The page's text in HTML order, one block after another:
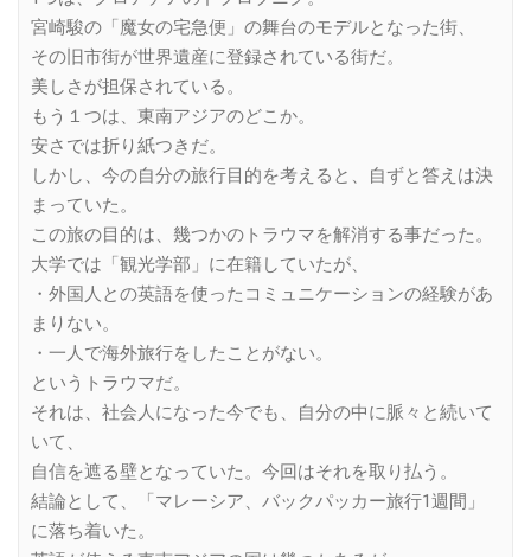
宮崎駿の「魔女の宅急便」の舞台のモデルとなった街、
その旧市街が世界遺産に登録されている街だ。
美しさが担保されている。
もう１つは、東南アジアのどこか。
安さでは折り紙つきだ。
しかし、今の自分の旅行目的を考えると、自ずと答えは決
まっていた。
この旅の目的は、幾つかのトラウマを解消する事だった。
大学では「観光学部」に在籍していたが、
・外国人との英語を使ったコミュニケーションの経験があ
まりない。
・一人で海外旅行をしたことがない。
というトラウマだ。
それは、社会人になった今でも、自分の中に脈々と続いて
いて、
自信を遮る壁となっていた。今回はそれを取り払う。
結論として、「マレーシア、バックパッカー旅行1週間」
に落ち着いた。